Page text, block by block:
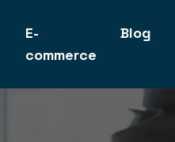
E-
commerce
Blog